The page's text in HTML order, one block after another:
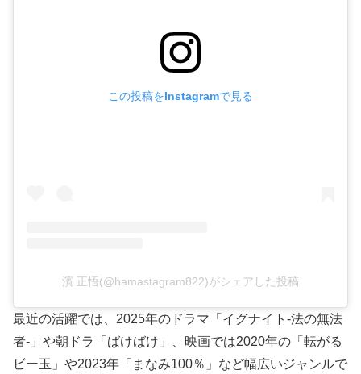
この投稿をInstagramで見る
濱 正悟(@hamastagram822)がシェアした投稿
最近の活躍では、2025年のドラマ「イグナイト-法の無法
者-」や朝ドラ「ばけばけ」、映画では2020年の「転がる
ビー玉」や2023年「まなみ100％」など幅広いジャンルで